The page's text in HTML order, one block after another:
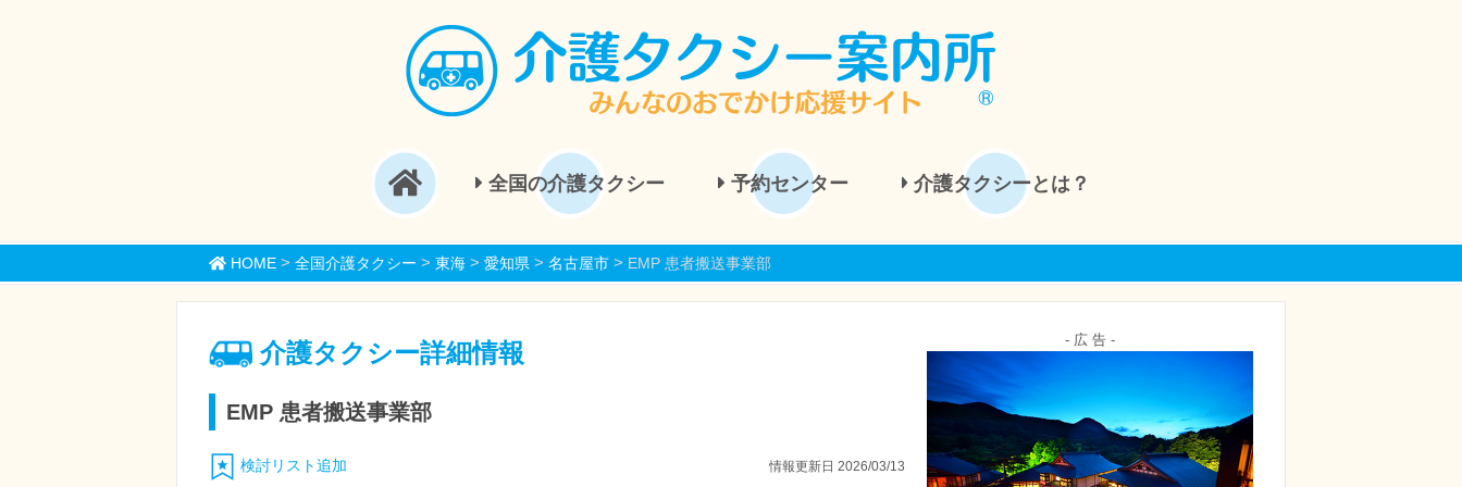
全国の介護タクシー 予約センター 介護タクシーとは？
HOME> 全国介護タクシー > 東海> 愛知県 > 名古屋市> EMP 患者搬送事業部
介護タクシー詳細情報
EMP 患者搬送事業部
検討リスト追加 情報更新日 2026/03/13
- 広 告 -